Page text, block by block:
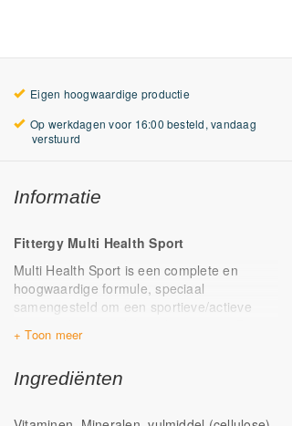
Eigen hoogwaardige productie
Op werkdagen voor 16:00 besteld, vandaag
verstuurd
Informatie
Fittergy Multi Health Sport
Multi Health Sport is een complete en
hoogwaardige formule, speciaal
samengesteld om een sportieve/actieve
formule bevat zorgvuldig geselecteerde
foliumzuur(folaat), en goed opneembare
magnesiumtauraat, kopercitraat,
Ingrediënten